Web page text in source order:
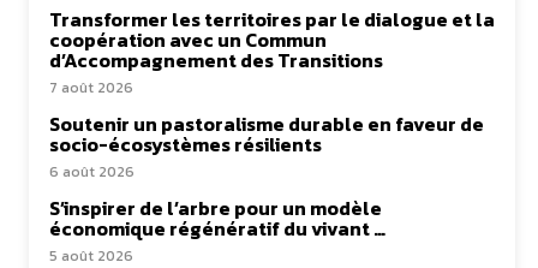
Transformer les territoires par le dialogue et la
coopération avec un Commun
d’Accompagnement des Transitions
7 août 2026
Soutenir un pastoralisme durable en faveur de
socio-écosystèmes résilients
6 août 2026
S’inspirer de l’arbre pour un modèle
économique régénératif du vivant …
5 août 2026